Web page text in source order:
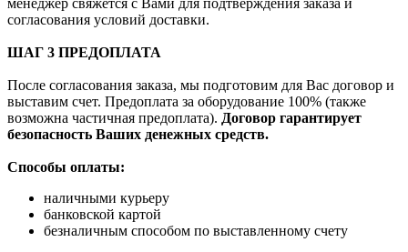
согласования условий доставки.
ШАГ 3 ПРЕДОПЛАТА
После согласования заказа, мы подготовим для Вас договор и
выставим счет. Предоплата за оборудование 100% (также
возможна частичная предоплата). Договор гарантирует
безопасность Ваших денежных средств.
Способы оплаты:
наличными курьеру
банковской картой
безналичным способом по выставленному счету